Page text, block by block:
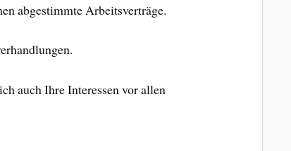
abgestimmte Arbeitsverträge.
auch Ihre Interessen vor allen